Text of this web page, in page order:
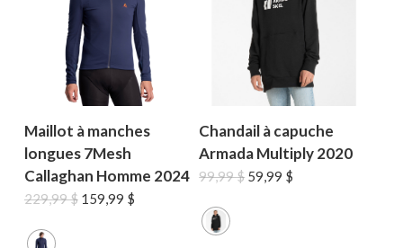
Maillot à manches
longues 7Mesh
Callaghan Homme 2024
229,99$ Le
159,99 $Le
Chandail à capuche
Armada Multiply 2020
99,99$ Le
59,99 $